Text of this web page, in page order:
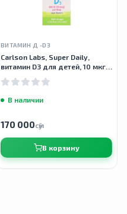
ВИТАМИН Д -D3
Carlson Labs, Super Daily,
витамин D3 для детей, 10 мкг
(400 МЕ), 10,3 мл (0,35 жидк.
унций)
В наличии
170 000сӯм
В корзину